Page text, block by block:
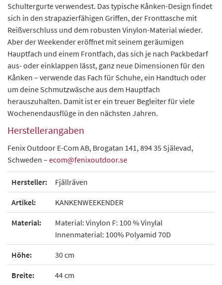
Schultergurte verwendest. Das typische Kånken-Design findet
sich in den strapazierfähigen Griffen, der Fronttasche mit
Reißverschluss und dem robusten Vinylon-Material wieder.
Aber der Weekender eröffnet mit seinem geräumigen
Hauptfach und einem Frontfach, das sich je nach Packbedarf
aus- oder einklappen lässt, ganz neue Dimensionen für den
Kånken – verwende das Fach für Schuhe, ein Handtuch oder
um deine Schmutzwäsche aus dem Hauptfach
herauszuhalten. Damit ist er ein treuer Begleiter für viele
Wochenendausflüge in den nächsten Jahren.
Herstellerangaben
Fenix Outdoor E-Com AB, Brogatan 141, 894 35 Själevad,
Schweden – ecom@fenixoutdoor.se
Hersteller: Fjällräven
Artikel: KANKENWEEKENDER
Material:
Material: Vinylon F: 100 % Vinylal
Innenmaterial: 100% Polyamid 70D
Höhe: 30 cm
Breite: 44 cm